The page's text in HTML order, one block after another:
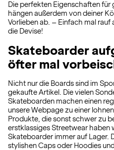
Die perfekten Eigenschaften für
hängen außerdem von deiner
Vorlieben ab. – Einfach mal
die Devise!
Skateboarder
öfter mal
Nicht nur die Boards sind im
gekaufte Artikel. Die vielen
Skateboarden machen einen
unsere Webpage zu einer
Produkte, die sonst schwer zu
erstklassiges Streetwear haben
Skateboarder immer auf Lager.
stylishen Caps oder Hoodies